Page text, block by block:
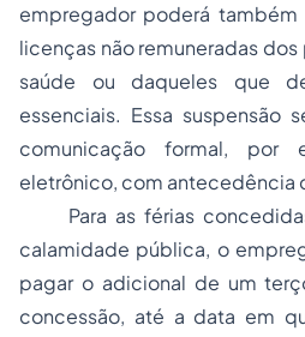
empregador poderá também
licenças não remuneradas
saúde ou daqueles que
essenciais. Essa suspensão
comunicação formal,
eletrônico, com antecedência
Para as férias
calamidade pública, o
pagar o adicional de um
concessão, até a data em